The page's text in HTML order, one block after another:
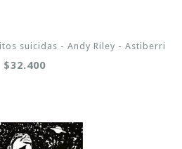
suicidas - Andy Riley - Astiberri
$32.400